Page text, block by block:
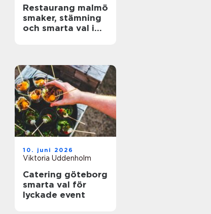
Restaurang malmö
smaker, stämning
och smarta val i
10. juni 2026
Viktoria Uddenholm
Catering göteborg
smarta val för
lyckade event